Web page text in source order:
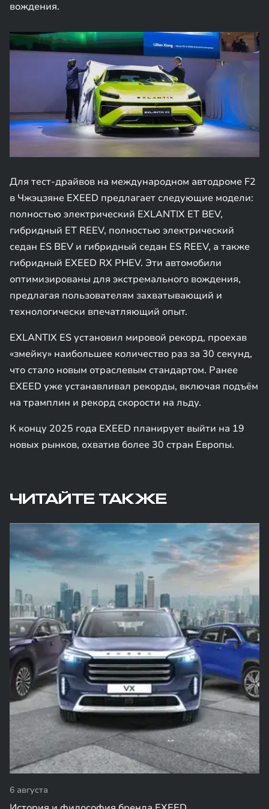
вождения.
Для тест-драйвов на международном автодроме F2
в Чжэцзяне EXEED предлагает следующие модели:
полностью электрический EXLANTIX ET BEV,
гибридный ET REEV, полностью электрический
седан ES BEV и гибридный седан ES REEV, а также
гибридный EXEED RX PHEV. Эти автомобили
оптимизированы для экстремального вождения,
предлагая пользователям захватывающий и
технологически впечатляющий опыт.
EXLANTIX ES установил мировой рекорд, проехав
«змейку» наибольшее количество раз за 30 секунд,
что стало новым отраслевым стандартом. Ранее
EXEED уже устанавливал рекорды, включая подъём
на трамплин и рекорд скорости на льду.
К концу 2025 года EXEED планирует выйти на 19
новых рынков, охватив более 30 стран Европы.
ЧИТАЙТЕ ТАКЖЕ
6 августа